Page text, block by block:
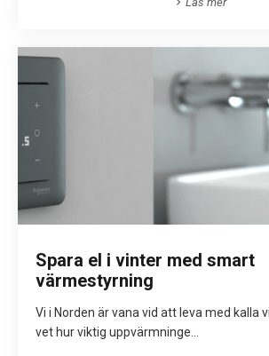
Spara el i vinter med smart
värmestyrning
Vi i Norden är vana vid att leva med kalla
vet hur viktig uppvärmninge...